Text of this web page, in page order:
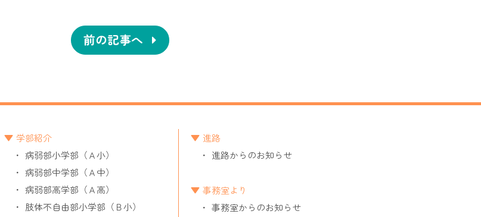
前の記事へ
学部紹介
病弱部小学部（Ａ小）
病弱部中学部（Ａ中）
病弱部高学部（Ａ高）
肢体不自由部小学部（Ｂ小）
進路
進路からのお知らせ
事務室より
事務室からのお知らせ